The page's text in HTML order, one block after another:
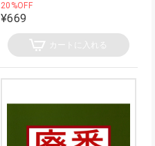
20%OFF
¥669
カートに入れる